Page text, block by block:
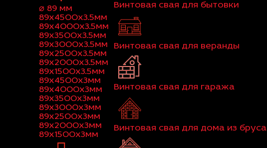
⌀ 89 мм
89x4500x3.5мм
89x4000x3.5мм
89x3500x3.5мм
89x3000x3.5мм
89x2500x3.5мм
89x2000x3.5мм
89x1500x3.5мм
89x4500x3мм
89x4000x3мм
89x3500x3мм
89x3000x3мм
89x2500x3мм
89x2000x3мм
89x1500x3мм
Винтовая свая для бытовки
Винтовая свая для веранды
Винтовая свая для гаража
Винтовая свая для дома из бруса